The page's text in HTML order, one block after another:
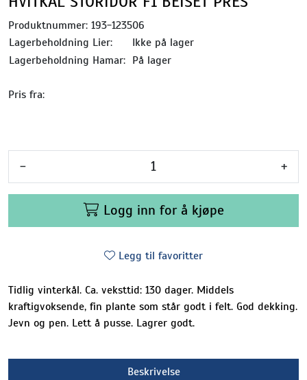
Produktnummer: 193-123506
Lagerbeholdning Lier:
Ikke på lager
Lagerbeholdning Hamar: På lager
Pris fra:
- +
Logg inn for å kjøpe
Legg til favoritter
Tidlig vinterkål. Ca. veksttid: 130 dager. Middels
kraftigvoksende, fin plante som står godt i felt. God dekking.
Jevn og pen. Lett å pusse. Lagrer godt.
Beskrivelse